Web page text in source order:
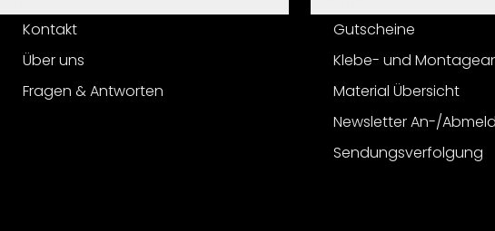
Kontakt
Über uns
Fragen & Antworten
Gutscheine
Klebe- und
Material Übersicht
Newsletter An-/
Sendungsverfolgung